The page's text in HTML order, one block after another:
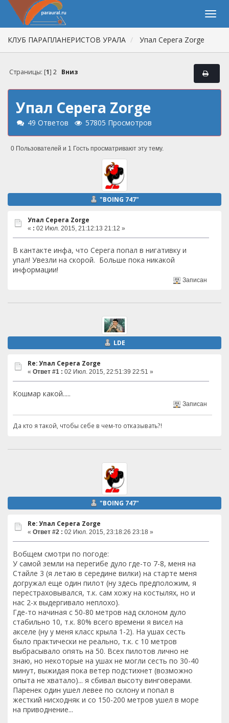
КЛУБ ПАРАПЛАНЕРИСТОВ УРАЛА Упал Серега Zorge
Страницы: [1] 2 Вниз
Упал Серега Zorge
49 Ответов 57805 Просмотров
0 Пользователей и 1 Гость просматривают эту тему.
"BOING 747"
Упал Серега Zorge
« : 02 Июл. 2015, 21:12:13 21:12 »
В кантакте инфа, что Серега попал в нигативку и
упал! Увезли на скорой. Больше пока никакой
информации!
Записан
LDE
Re: Упал Серега Zorge
« Ответ #1 : 02 Июл. 2015, 22:51:39 22:51 »
Кошмар какой.....
Записан
Да кто я такой, чтобы себе в чем-то отказывать?!
"BOING 747"
Re: Упал Серега Zorge
« Ответ #2 : 02 Июл. 2015, 23:18:26 23:18 »
Вобщем смотри по погоде:
У самой земли на перегибе дуло где-то 7-8, меня на
Стайле 3 (я летаю в середине вилки) на старте меня
догружал еще один пилот (ну здесь предположим, я
перестраховывался, т.к. сам хожу на костылях, но и
нас 2-х выдергивало неплохо).
Где-то начиная с 50-80 метров над склоном дуло
стабильно 10, т.к. 80% всего времени я висел на
акселе (ну у меня класс крыла 1-2). На ушах сесть
было практически не реально, т.к. с 10 метров
выбрасывало опять на 50. Всех пилотов лично не
знаю, но некоторые на ушах не могли сесть по 30-40
минут, выжидая пока ветер подстихнет (возможно
опыта не хватало)... я сбивал высоту винговерами.
Паренек один ушел левее по склону и попал в
жесткий нисходняк и со 150-200 метров ушел в море
на приводнение...